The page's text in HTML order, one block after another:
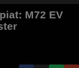
M72 EV